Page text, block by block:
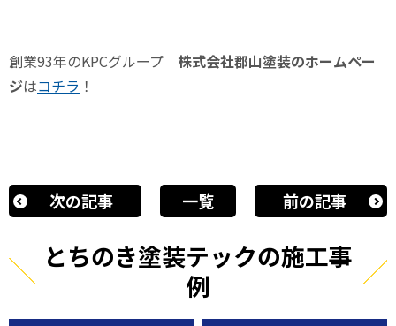
創業93年のKPCグループ 株式会社郡山塗装のホームペー
ジはコチラ ！
次の記事 一覧 前の記事
とちのき塗装テックの施工事
例